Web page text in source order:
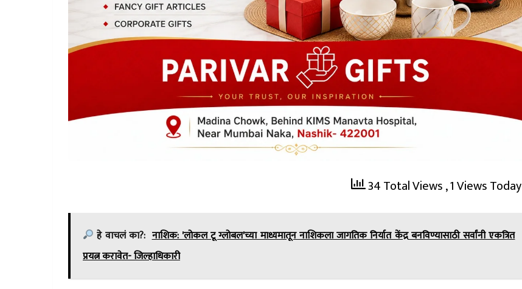
34 Total Views, 1 Views Today
हे वाचलं का?: नाशिक: 'लोकल टू ग्लोबल'च्या माध्यमातून नाशिकला जागतिक निर्यात केंद्र बनविण्यासाठी सर्वांनी एकत्रित
प्रयत्न करावेत- जिल्हाधिकारी